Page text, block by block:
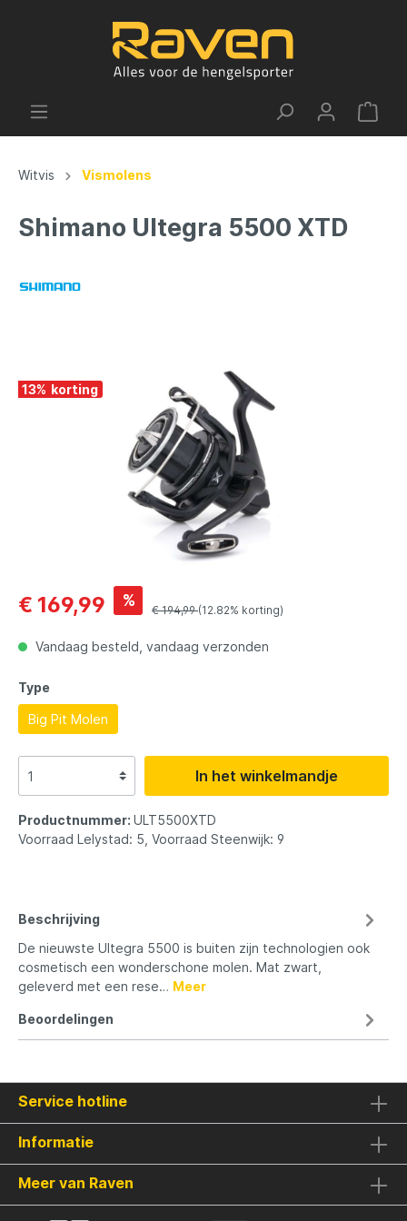
Witvis Vismolens
Shimano Ultegra 5500 XTD
13%
€ 169,99 %
€ 194,99(12.82% korting)
Vandaag besteld, vandaag verzonden
Type
Big Pit Molen
In het winkelmandje
Productnummer: ULT5500XTD
Voorraad Lelystad: 5, Voorraad Steenwijk: 9
Beschrijving
De nieuwste Ultegra 5500 is buiten zijn technologien ook
cosmetisch een wonderschone molen. Mat zwart,
geleverd met een rese… Meer
Beoordelingen
Service hotline
Informatie
Meer van Raven